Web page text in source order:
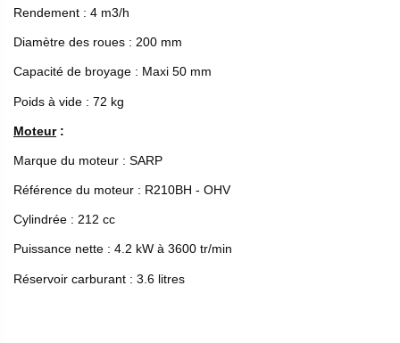
Rendement : 4 m3/h
Diamètre des roues : 200 mm
Capacité de broyage : Maxi 50 mm
Poids à vide : 72 kg
Moteur:
Marque du moteur : SARP
Référence du moteur : R210BH - OHV
Cylindrée : 212 cc
Puissance nette : 4.2 kW à 3600 tr/min
Réservoir carburant : 3.6 litres